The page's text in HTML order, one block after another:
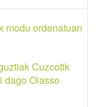
modu ordenatuan
Cuzcotik
dago Oiasso